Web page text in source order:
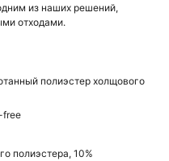
из наших решений,
отходами.
полиэстер холщового
free
полиэстера, 10%